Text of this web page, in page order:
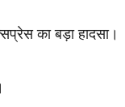
का बड़ा हादसा।